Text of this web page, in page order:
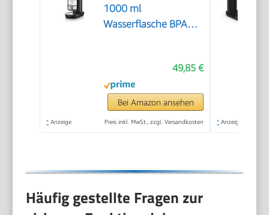
1000 ml
Wasserflasche BPA
kompatibel mit 60 l
CO2 Zylindern
49,85 €
Bei Amazon ansehen
* Anzeige Preis inkl. MwSt., zzgl. Versandkosten * Anzeige
Häufig gestellte Fragen zur